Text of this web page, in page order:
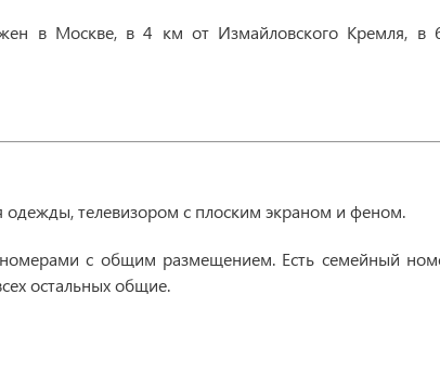
в Москве, в 4 км от Измайловского Кремля,
телевизором с плоским экраном и феном.
с общим размещением. Есть семейный
остальных общие.